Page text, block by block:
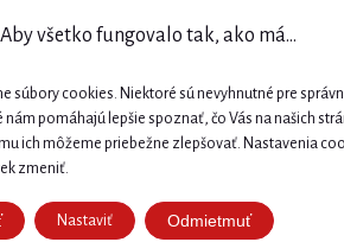
Aby všetko fungovalo tak, ako má...
súbory cookies. Niektoré sú nevyhnutné pre
nám pomáhajú lepšie spoznať, čo Vás na našich
ich môžeme priebežne zlepšovať. Nastavenia
zmeniť.
Nastaviť Odmietmuť
cena .
ste nižšiu cenu e-biku? Prekonáme ju!
nám ponuku a získajte ešte lepšiu
🚴⚡